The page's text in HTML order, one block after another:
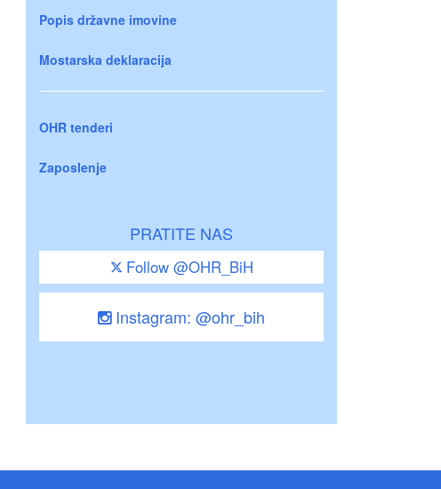
Popis državne imovine
Mostarska deklaracija
OHR tenderi
Zaposlenje
PRATITE NAS
Follow @OHR_BiH
Instagram: @ohr_bih